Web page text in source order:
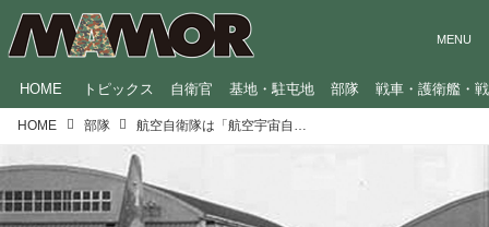
HOME トピックス 自衛官 基地・駐屯地 部隊 戦車・護衛艦・
HOME 部隊